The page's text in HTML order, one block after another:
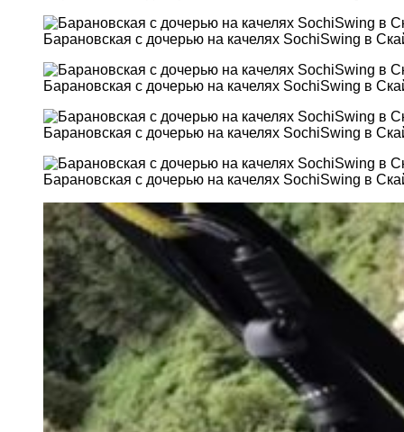
Барановская с дочерью на качелях SochiSwing в
Барановская с дочерью на качелях SochiSwing в
Барановская с дочерью на качелях SochiSwing в
Барановская с дочерью на качелях SochiSwing в